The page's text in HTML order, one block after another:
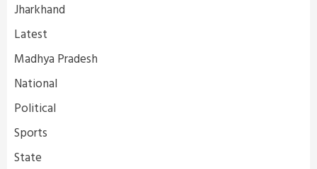
Jharkhand
Latest
Madhya Pradesh
National
Political
Sports
State